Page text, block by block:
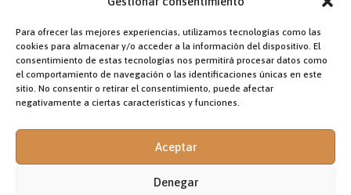
Para ofrecer las mejores experiencias, utilizamos tecnologías como las
cookies para almacenar y/o acceder a la información del dispositivo. El
consentimiento de estas tecnologías nos permitirá procesar datos como
el comportamiento de navegación o las identificaciones únicas en este
sitio. No consentir o retirar el consentimiento, puede afectar
negativamente a ciertas características y funciones.
Aceptar
Denegar